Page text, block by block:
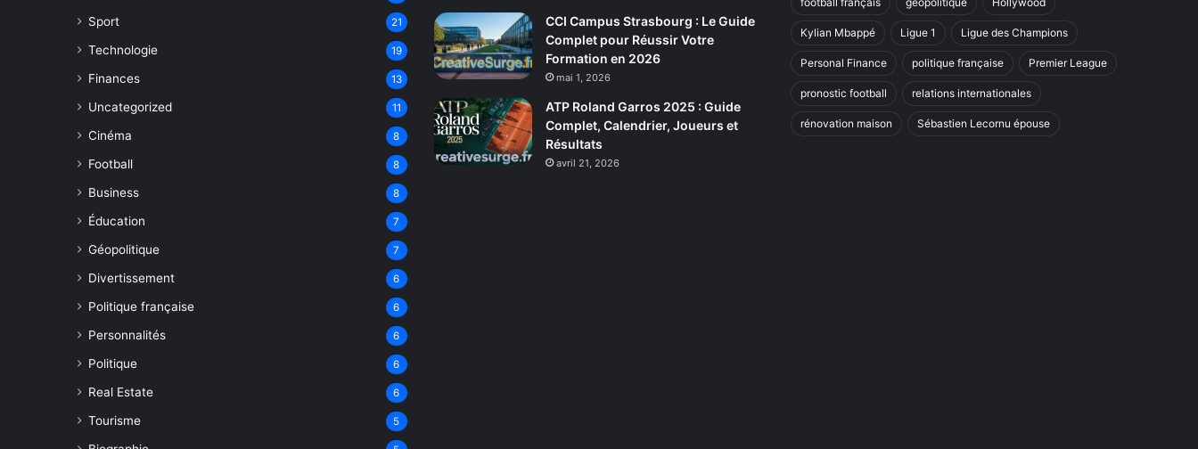
Sport 21
Technologie 19
Finances 13
Uncategorized 11
Cinéma 8
Football 8
Business 8
Éducation 7
Géopolitique 7
Divertissement 6
Politique française 6
Personnalités 6
Politique 6
Real Estate 6
Tourisme 5
CCI Campus Strasbourg : Le Guide
Complet pour Réussir Votre
Formation en 2026
mai 1, 2026
ATP Roland Garros 2025 : Guide
Complet, Calendrier, Joueurs et
Résultats
avril 21, 2026
Kylian Mbappé Ligue 1 Ligue des Champions
Personal Finance politique française Premier League
pronostic football relations internationales
rénovation maison Sébastien Lecornu épouse